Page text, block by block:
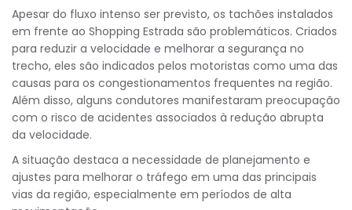
Apesar do fluxo intenso ser previsto, os tachões instalados
em frente ao Shopping Estrada são problemáticos. Criados
para reduzir a velocidade e melhorar a segurança no
trecho, eles são indicados pelos motoristas como uma das
causas para os congestionamentos frequentes na região.
Além disso, alguns condutores manifestaram preocupação
com o risco de acidentes associados à redução abrupta
da velocidade.
A situação destaca a necessidade de planejamento e
ajustes para melhorar o tráfego em uma das principais
vias da região, especialmente em períodos de alta